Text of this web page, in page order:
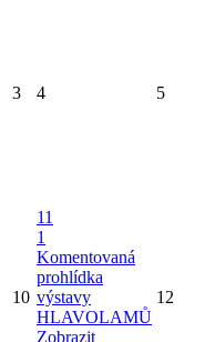
3 4 5
10
11
1
Komentovaná
prohlídka
výstavy
HLAVOLAMŮ
Zobrazit
12